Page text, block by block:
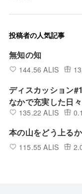
投稿者の人気記事
無知の知
144.56 ALIS
ディスカッション
なかで充実した日
か？135.22 ALIS
本の山をどう上る
115.55 ALIS